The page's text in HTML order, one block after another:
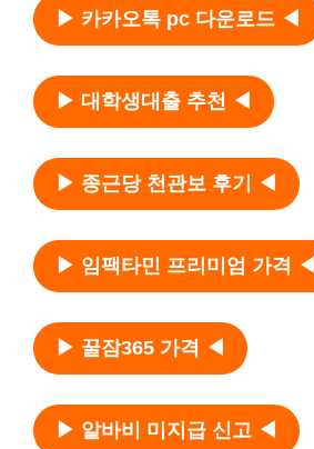
▶ 카카오톡 pc 다운로드 ◀
▶ 대학생대출 추천 ◀
▶ 종근당 천관보 후기 ◀
▶ 임팩타민 프리미엄 가격 ◀
▶ 꿀잠365 가격 ◀
▶ 알바비 미지급 신고 ◀